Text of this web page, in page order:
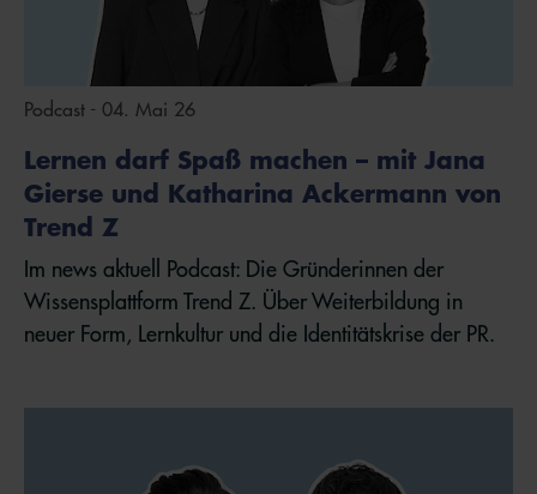
Podcast - 04. Mai 26
Lernen darf Spaß machen – mit Jana
Gierse und Katharina Ackermann von
Trend Z
Im news aktuell Podcast: Die Gründerinnen der
Wissensplattform Trend Z. Über Weiterbildung in
neuer Form, Lernkultur und die Identitätskrise der PR.